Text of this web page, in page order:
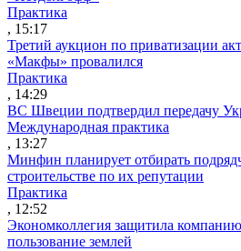
Практика
, 15:17
Третий аукцион по приватизации
«Макфы» провалился
Практика
, 14:29
ВС Швеции подтвердил передачу
Международная практика
, 13:27
Минфин планирует отбирать
строительстве по их репутации
Практика
, 12:52
Экономколлегия защитила
пользование землей